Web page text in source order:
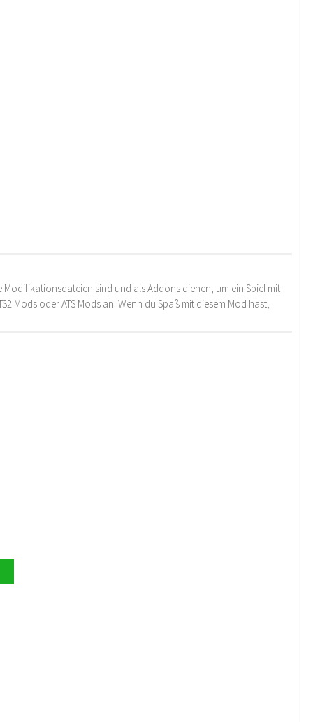
sind und als Addons dienen, um ein Spiel mit
Mods oder ATS Mods an. Wenn du Spaß mit diesem Mod hast,